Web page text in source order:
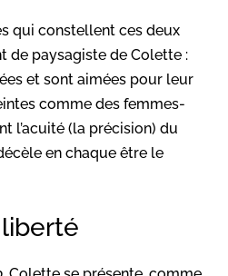
qui constellent ces deux
de paysagiste de Colette :
et sont aimées pour leur
comme des femmes-
l’acuité (la précision) du
en chaque être le